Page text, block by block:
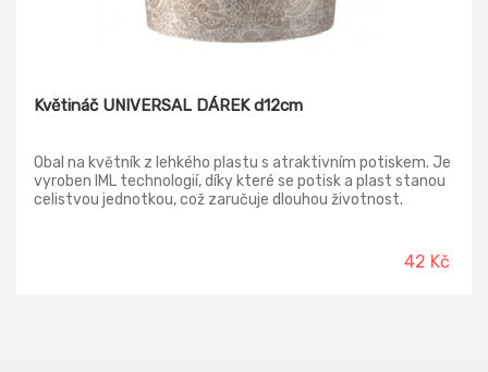
Květináč UNIVERSAL DÁREK d12cm
Obal na květník z lehkého plastu s atraktivním potiskem. Je
vyroben IML technologií, díky které se potisk a plast stanou
celistvou jednotkou, což zaručuje dlouhou životnost.
42 Kč